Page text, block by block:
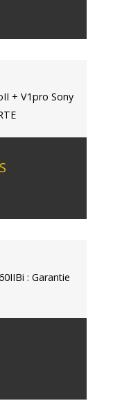
+ V1pro Sony
: Garantie